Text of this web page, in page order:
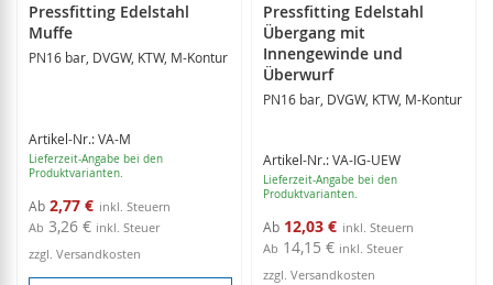
Pressfitting Edelstahl
Muffe
PN16 bar, DVGW, KTW, M-Kontur
Artikel-Nr.: VA-M
Lieferzeit-Angabe bei den
Produktvarianten.
Ab 2,77 €
Ab 3,26 € inkl. Steuer
zzgl. Versandkosten
Pressfitting Edelstahl
Übergang mit
Innengewinde und
Überwurf
PN16 bar, DVGW, KTW, M-Kontur
Artikel-Nr.: VA-IG-UEW
Lieferzeit-Angabe bei den
Produktvarianten.
Ab 12,03 €
Ab 14,15 € inkl. Steuer
zzgl. Versandkosten